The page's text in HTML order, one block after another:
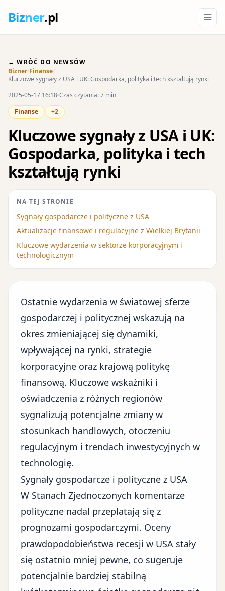
Bizner.pl
← WRÓĆ DO NEWSÓW
Bizner/Finanse/
Kluczowe sygnały z USA i UK: Gospodarka, polityka i tech kształtują rynki
2025-05-17 16:18 Czas czytania: 7 min
Finanse
+2
Kluczowe sygnały z USA i UK:
Gospodarka, polityka i tech
kształtują rynki
NA TEJ STRONIE
Sygnały gospodarcze i polityczne z USA
Aktualizacje finansowe i regulacyjne z Wielkiej Brytanii
Kluczowe wydarzenia w sektorze korporacyjnym i
technologicznym
Ostatnie wydarzenia w światowej sferze
gospodarczej i politycznej wskazują na
okres zmieniającej się dynamiki,
wpływającej na rynki, strategie
korporacyjne oraz krajową politykę
finansową. Kluczowe wskaźniki i
oświadczenia z różnych regionów
sygnalizują potencjalne zmiany w
stosunkach handlowych, otoczeniu
regulacyjnym i trendach inwestycyjnych w
technologię.
Sygnały gospodarcze i polityczne z USA
W Stanach Zjednoczonych komentarze
polityczne nadal przeplatają się z
prognozami gospodarczymi. Oceny
prawdopodobieństwa recesji w USA stały
się ostatnio mniej pewne, co sugeruje
potencjalnie bardziej stabilną